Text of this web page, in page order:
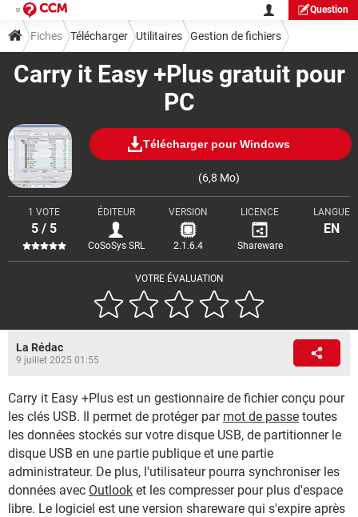
Question
Carry it Easy +Plus gratuit pour
PC
Télécharger pour Windows
(6,8 Mo)
VOTRE ÉVALUATION
1 VOTE
5 / 5
ÉDITEUR
CoSoSys SRL
VERSION
2.1.6.4
LICENCE
Shareware
LANGUE
EN
Fiches Télécharger Utilitaires Gestion de fichiers
La Rédac
9 juillet 2025 01:55
Carry it Easy +Plus est un gestionnaire de fichier conçu pour
les clés USB. Il permet de protéger par mot de passe toutes
les données stockés sur votre disque USB, de partitionner le
disque USB en une partie publique et une partie
administrateur. De plus, l'utilisateur pourra synchroniser les
données avec Outlook et les compresser pour plus d'espace
libre. Le logiciel est une version shareware qui s'expire après